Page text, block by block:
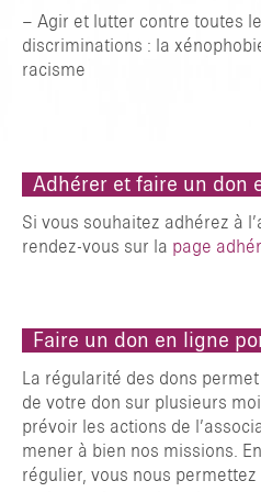
– Agir et lutter contre toutes
discriminations : la
racisme
Adhérer et faire un don
Si vous souhaitez adhérez à
rendez-vous sur la page
Faire un don en ligne
La régularité des dons
de votre don sur plusieurs
prévoir les actions de
mener à bien nos missions.
régulier, vous nous permettez